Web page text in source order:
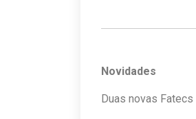
Novidades
Duas novas